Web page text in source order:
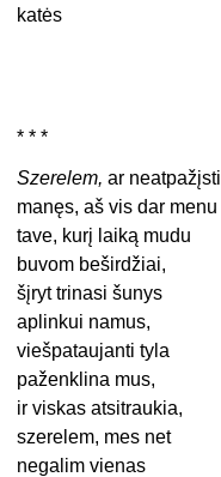
katės
* * *
Szerelem, ar neatpažįsti
manęs, aš vis dar menu
tave, kurį laiką mudu
buvom beširdžiai,
šįryt trinasi šunys
aplinkui namus,
viešpataujanti tyla
paženklina mus,
ir viskas atsitraukia,
szerelem, mes net
negalim vienas